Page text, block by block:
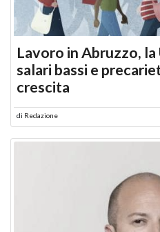
Lavoro in Abruzzo,
salari bassi e
crescita
di Redazione